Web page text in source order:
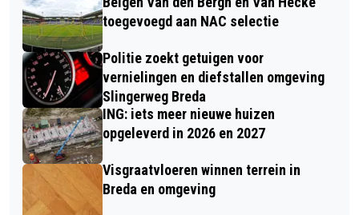
toegevoegd aan NAC selectie
Politie zoekt getuigen voor
vernielingen en diefstallen omgeving
Slingerweg Breda
ING: iets meer nieuwe huizen
opgeleverd in 2026 en 2027
Visgraatvloeren winnen terrein in
Breda en omgeving